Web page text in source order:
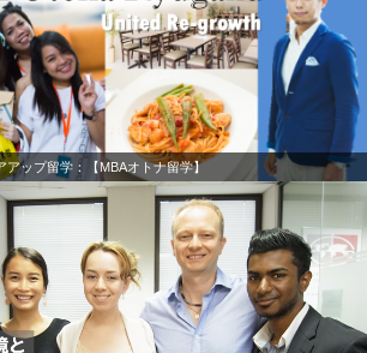
アップ留学：【MBAオトナ留学】